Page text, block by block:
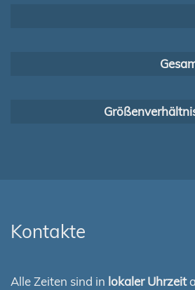
Kontakte
Alle Zeiten sind in lokaler Uhrzeit